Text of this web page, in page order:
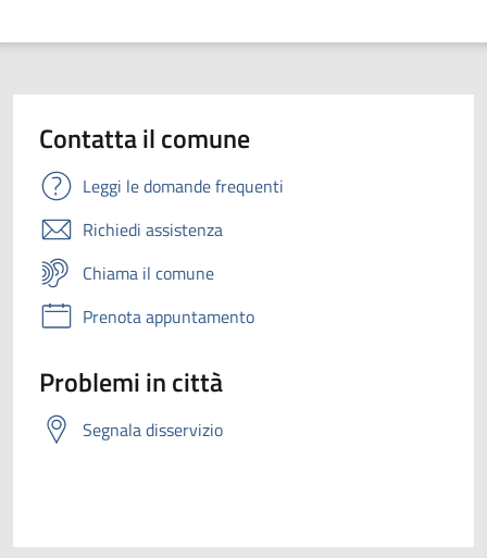
Contatta il comune
Leggi le domande frequenti
Richiedi assistenza
Chiama il comune
Prenota appuntamento
Problemi in città
Segnala disservizio